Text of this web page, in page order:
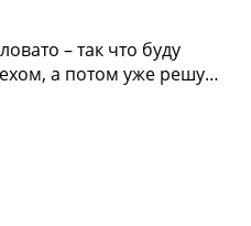
– так что буду
а потом уже решу…